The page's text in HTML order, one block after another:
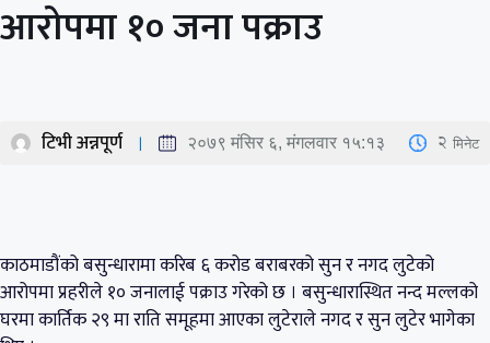
आरोपमा १० जना पक्राउ
टिभी अन्नपूर्ण २०७९ मंसिर ६, मंगलवार १५:१३ 2 मिनेट
काठमाडौंको बसुन्धारामा करिब ६ करोड बराबरको सुन र नगद लुटेको
आरोपमा प्रहरीले १० जनालाई पक्राउ गरेको छ । बसुन्धारास्थित नन्द मल्लको
घरमा कार्तिक २९ मा राति समूहमा आएका लुटेराले नगद र सुन लुटेर भागेका